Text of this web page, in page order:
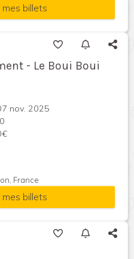
billets
- Le Boui Boui
nov. 2025
France
billets